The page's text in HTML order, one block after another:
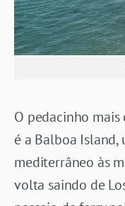
O pedacinho
é a Balboa Island,
mediterrâneo às
volta saindo de